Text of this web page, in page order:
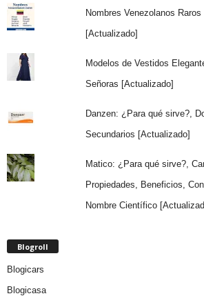
Nombres Venezolanos
[Actualizado]
Modelos de Vestidos
Señoras [Actualizado]
Danzen: ¿Para qué sirve?,
Secundarios [Actualizado]
Matico: ¿Para qué sirve?,
Propiedades, Beneficios,
Nombre Científico
Blogroll
Blogicars
Blogicasa